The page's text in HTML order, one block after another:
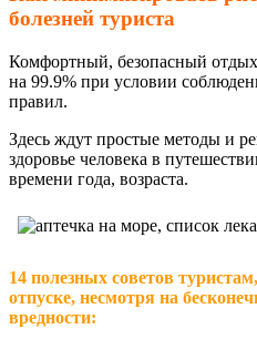
болезней туриста
Комфортный, безопасный
на 99.9% при условии
правил.
Здесь ждут простые методы и
здоровье человека в
времени года, возраста.
14 полезных советов
отпуске, несмотря на
вредности: